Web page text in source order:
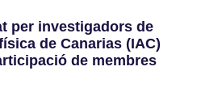
per investigadors de
de Canarias (IAC)
de membres